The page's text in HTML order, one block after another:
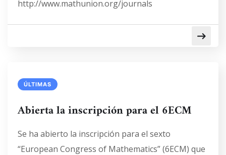
http://www.mathunion.org/journals
ÚLTIMAS
Abierta la inscripción para el 6ECM
Se ha abierto la inscripción para el sexto
“European Congress of Mathematics” (6ECM) que